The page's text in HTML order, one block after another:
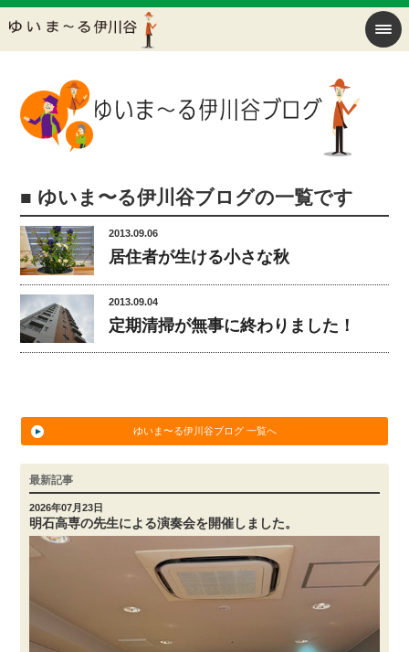
■ ゆいま〜る伊川谷ブログの一覧です
2013.09.06
居住者が生ける小さな秋
2013.09.04
定期清掃が無事に終わりました！
ゆいま〜る伊川谷ブログ 一覧へ
最新記事
2026年07月23日
明石高専の先生による演奏会を開催しました。